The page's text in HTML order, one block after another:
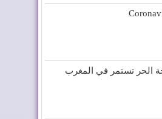
الحر تستمر في المغرب